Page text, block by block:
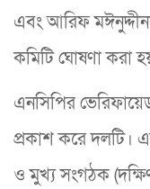
এবং আরিফ
কমিটি ঘোষণা করা
এনসিপির
প্রকাশ করে দলটি।
ও মুখ্য সংগঠক